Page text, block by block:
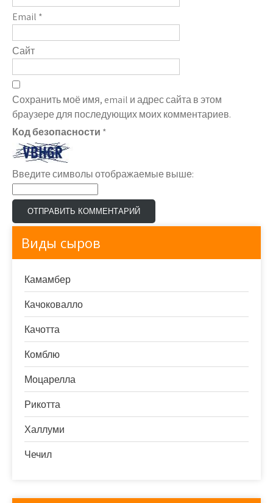
Email *
Сайт
Сохранить моё имя, email и адрес сайта в этом
браузере для последующих моих комментариев.
Код безопасности *
Введите символы отображаемые выше:
Виды сыров
Камамбер
Качоковалло
Качотта
Комблю
Моцарелла
Рикотта
Халлуми
Чечил